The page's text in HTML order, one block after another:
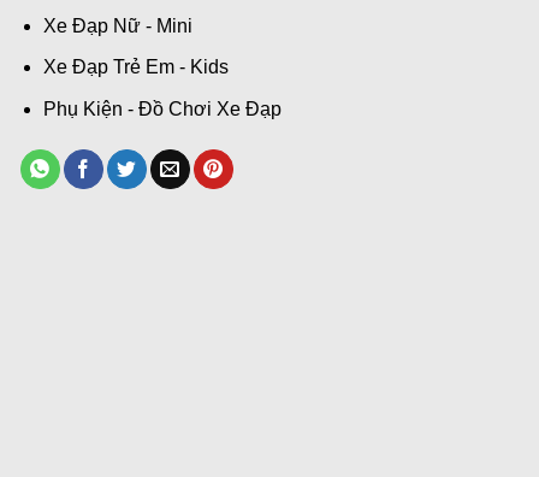
Xe Đạp Nữ - Mini
Xe Đạp Trẻ Em - Kids
Phụ Kiện - Đồ Chơi Xe Đạp